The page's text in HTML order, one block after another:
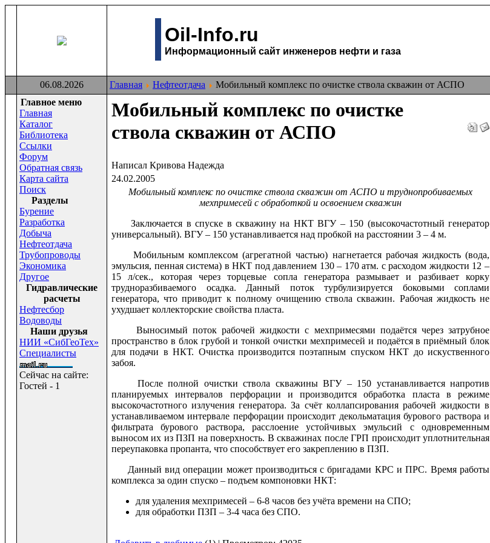
Oil-Info.ru
Информационный сайт инженеров нефти и газа
06.08.2026
Главная Нефтеотдача
Мобильный комплекс по очистке ствола скважин от АСПО
Главное меню
Главная
Каталог
Библиотека
Ссылки
Форум
Обратная связь
Карта сайта
Поиск
Раздeлы
Бурение
Разработка
Добыча
Нефтеотдача
Трубопроводы
Экономика
Другое
Гидравлические
расчеты
Нефтесбор
Водоводы
Наши друзья
НИИ «СибГеоТех»
Специалисты
Сейчас на сайте:
Гостей - 1
Мобильный комплекс по очистке
ствола скважин от АСПО
Написал Кривова Надежда
24.02.2005
Мобильный комплекс по очистке ствола скважин от АСПО и труднопробиваемых
мехпримесей с обработкой и освоением скважин
Заключается в спуске в скважину на НКТ ВГУ – 150 (высокочастотный генератор
универсальный). ВГУ – 150 устанавливается над пробкой на расстоянии 3 – 4 м.
Мобильным комплексом (агрегатной частью) нагнетается рабочая жидкость (вода,
эмульсия, пенная система) в НКТ под давлением 130 – 170 атм. с расходом жидкости 12 –
15 л/сек., которая через торцевые сопла генератора размывает и разбивает корку
трудноразбиваемого осадка. Данный поток турбулизируется боковыми соплами
генератора, что приводит к полному очищению ствола скважин. Рабочая жидкость не
ухудшает коллекторские свойства пласта.
Выносимый поток рабочей жидкости с мехпримесями подаётся через затрубное
пространство в блок грубой и тонкой очистки мехпримесей и подаётся в приёмный блок
для подачи в НКТ. Очистка производится поэтапным спуском НКТ до искуственного
забоя.
После полной очистки ствола скважины ВГУ – 150 устанавливается напротив
планируемых интервалов перфорации и производится обработка пласта в режиме
высокочастотного излучения генератора. За счёт коллапсирования рабочей жидкости в
устанавливаемом интервале перфорации происходит декольматация бурового раствора и
фильтрата бурового раствора, расслоение устойчивых эмульсий с одновременным
выносом их из ПЗП на поверхность. В скважинах после ГРП происходит уплотнительная
переупаковка пропанта, что способствует его закреплению в ПЗП.
Данный вид операции может производиться с бригадами КРС и ПРС. Время работы
комплекса за один спуско – подъем компоновки НКТ:
для удаления мехпримесей – 6-8 часов без учёта времени на СПО;
для обработки ПЗП – 3-4 часа без СПО.